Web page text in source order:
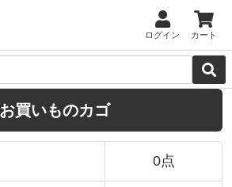
ログイン カート
お買いものカゴ
0点